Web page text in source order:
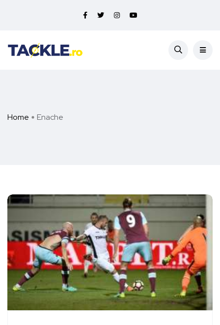
Home Enache